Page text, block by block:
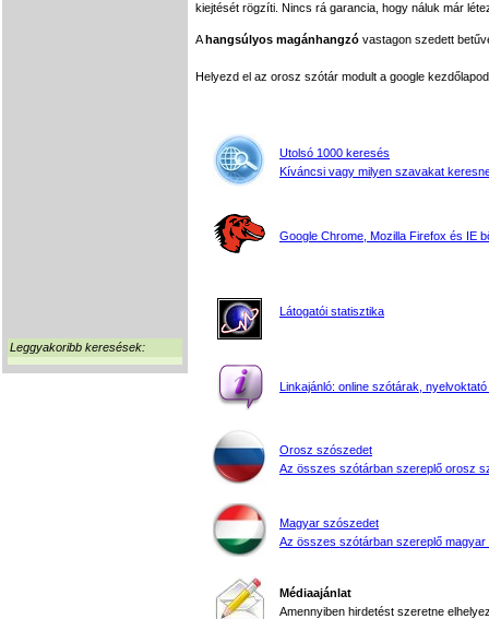
Leggyakoribb keresések:
kiejtését rögzíti. Nincs rá garancia, hogy náluk már
Ahangsúlyos magánhangzó vastagon szedett
Helyezd el az orosz szótár modult a google
Utolsó 1000 keresés
Kíváncsi vagy milyen szavakat
Google Chrome, Mozilla Firefox és IE
Látogatói statisztika
Linkajánló: online szótárak, nyelvoktató
Orosz szószedet
Az összes szótárban szereplő orosz
Magyar szószedet
Az összes szótárban szereplő magyar
Médiaajánlat
Amennyiben hirdetést szeretne